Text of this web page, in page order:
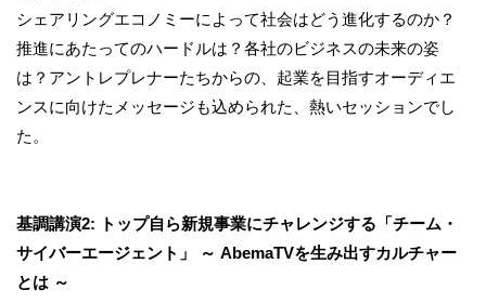
シェアリングエコノミーによって社会はどう進化するのか？
推進にあたってのハードルは？各社のビジネスの未来の姿
は？アントレプレナーたちからの、起業を目指すオーディエ
ンスに向けたメッセージも込められた、熱いセッションでし
た。
基調講演2: トップ自ら新規事業にチャレンジする「チーム・
サイバーエージェント」 ～ AbemaTVを生み出すカルチャー
とは ～